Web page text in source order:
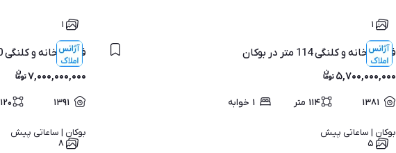
۱
فروش خانه و کلنگی 114 متر در بوکان
۵,۷۰۰,۰۰۰,۰۰۰
۱۳۸۱ ۱۱۴ متر ۱ خوابه
بوکان | ساعاتی پیش
۱
فروش خانه و کلنگی 120 متر در بوکان
۷,۰۰۰,۰۰۰,۰۰۰
۱۳۹۱ ۱۲۰
بوکان | ساعاتی پیش
۵ ۸